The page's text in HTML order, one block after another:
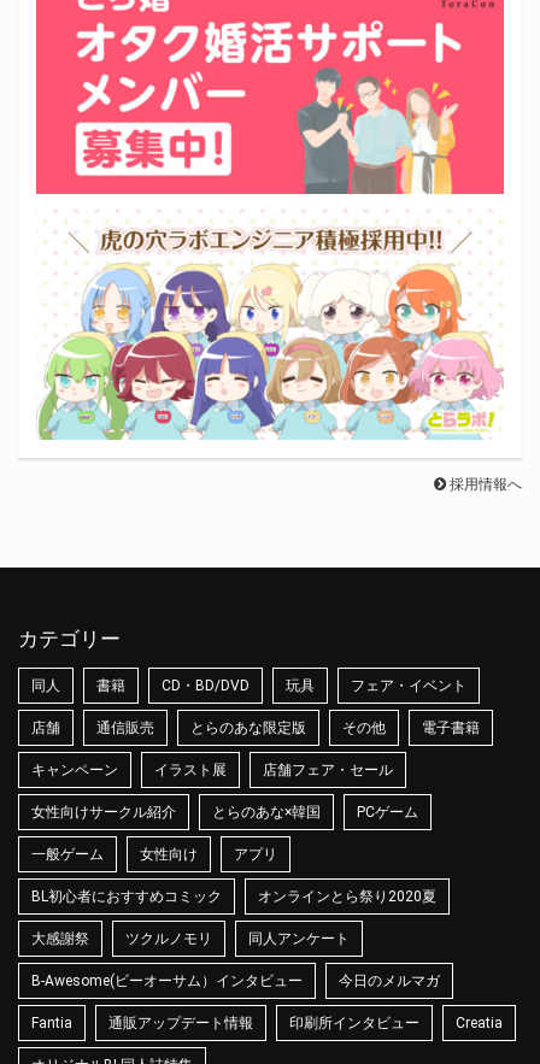
採用情報へ
カテゴリー
同人 書籍 CD・BD/DVD 玩具 フェア・イベント
店舗 通信販売 とらのあな限定版 その他 電子書籍
キャンペーン イラスト展 店舗フェア・セール
女性向けサークル紹介 とらのあな×韓国 PCゲーム
一般ゲーム 女性向け アプリ
BL初心者におすすめコミック オンラインとら祭り2020夏
大感謝祭 ツクルノモリ 同人アンケート
B-Awesome(ビーオーサム）インタビュー 今日のメルマガ
Fantia 通販アップデート情報 印刷所インタビュー Creatia